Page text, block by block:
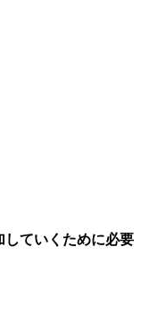
していくために必要